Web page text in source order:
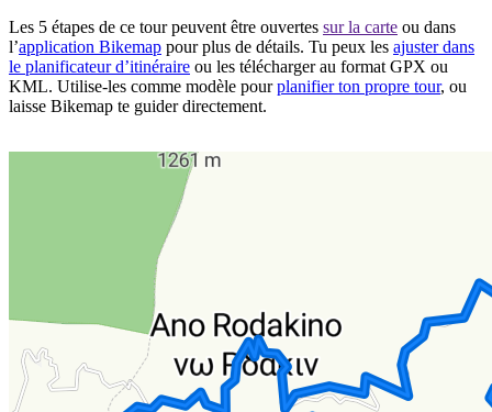
Les 5 étapes de ce tour peuvent être ouvertes sur la carte ou dans
l’application Bikemap pour plus de détails. Tu peux les ajuster dans
le planificateur d’itinéraire ou les télécharger au format GPX ou
KML. Utilise-les comme modèle pourplanifier ton propre tour, ou
laisse Bikemap te guider directement.